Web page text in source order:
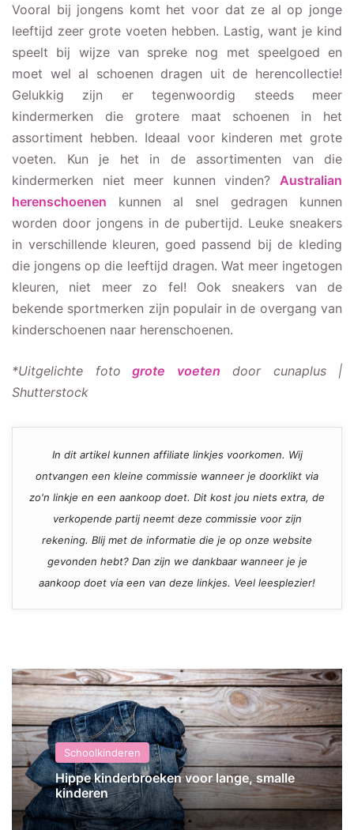
Vooral bij jongens komt het voor dat ze al op jonge
leeftijd zeer grote voeten hebben. Lastig, want je kind
speelt bij wijze van spreke nog met speelgoed en
moet wel al schoenen dragen uit de herencollectie!
Gelukkig zijn er tegenwoordig steeds meer
kindermerken die grotere maat schoenen in het
assortiment hebben. Ideaal voor kinderen met grote
voeten. Kun je het in de assortimenten van die
kindermerken niet meer kunnen vinden? Australian
herenschoenen kunnen al snel gedragen kunnen
worden door jongens in de pubertijd. Leuke sneakers
in verschillende kleuren, goed passend bij de kleding
die jongens op die leeftijd dragen. Wat meer ingetogen
kleuren, niet meer zo fel! Ook sneakers van de
bekende sportmerken zijn populair in de overgang van
kinderschoenen naar herenschoenen.
*Uitgelichte foto grote voeten door cunaplus |
Shutterstock
In dit artikel kunnen affiliate linkjes voorkomen. Wij
ontvangen een kleine commissie wanneer je doorklikt via
zo'n linkje en een aankoop doet. Dit kost jou niets extra, de
verkopende partij neemt deze commissie voor zijn
rekening. Blij met de informatie die je op onze website
gevonden hebt? Dan zijn we dankbaar wanneer je je
aankoop doet via een van deze linkjes. Veel leesplezier!
Schoolkinderen
Hippe kinderbroeken voor lange, smalle
kinderen